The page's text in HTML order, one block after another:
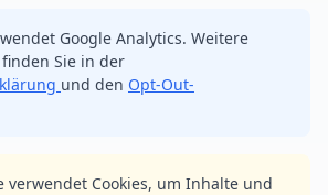
Google Analytics. Weitere
Sie in der
und den Opt-Out-
verwendet Cookies, um Inhalte und